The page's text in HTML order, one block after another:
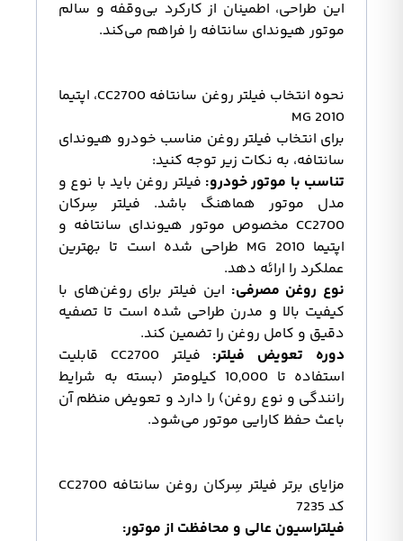
این طراحی، اطمینان از کارکرد بی‌وقفه و سالم
موتور هیوندای سانتافه را فراهم می‌کند.
نحوه انتخاب فیلتر روغن سانتافه CC2700، اپتیما
2010 MG
برای انتخاب فیلتر روغن مناسب خودرو هیوندای
سانتافه، به نکات زیر توجه کنید:
تناسب با موتور خودرو:فیلتر روغن باید با نوع و
مدل موتور هماهنگ باشد. فیلتر سِرکان
CC2700 مخصوص موتور هیوندای سانتافه و
اپتیما 2010 MG طراحی شده است تا بهترین
عملکرد را ارائه دهد.
نوع روغن مصرفی:این فیلتر برای روغن‌های با
کیفیت بالا و مدرن طراحی شده است تا تصفیه
دقیق و کامل روغن را تضمین کند.
دوره تعویض فیلتر:
فیلتر CC2700 قابلیت
استفاده تا 10,000 کیلومتر (بسته به شرایط
رانندگی و نوع روغن) را دارد و تعویض منظم آن
باعث حفظ کارایی موتور می‌شود.
مزایای برتر فیلتر سِرکان روغن سانتافه CC2700
کد 7235
فیلتراسیون عالی و محافظت از موتور: